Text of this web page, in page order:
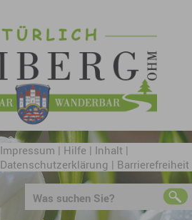
Impressum | Hilfe | Inhalt|
Datenschutzerklärung | Barrierefreiheit
Was suchen Sie?